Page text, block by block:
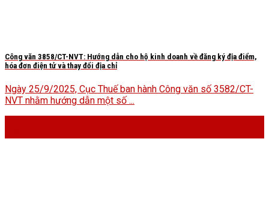
Công văn 3858/CT-NVT: Hướng dẫn cho hộ kinh doanh về đăng ký địa điểm,
hóa đơn điện tử và thay đổi địa chỉ
Ngày 25/9/2025, Cục Thuế ban hành Công văn số 3582/CT-
NVT nhằm hướng dẫn một số ...